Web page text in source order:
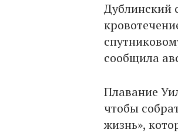
Дублинский
сообщила
Плавание
чтобы
жизнь»,